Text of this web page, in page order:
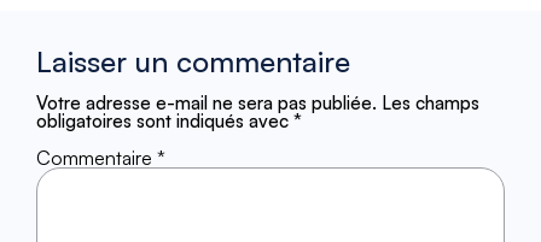
Laisser un commentaire
Votre adresse e-mail ne sera pas publiée. Les champs
obligatoires sont indiqués avec *
Commentaire *